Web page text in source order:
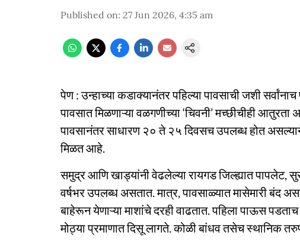
Published on: 27 Jun 2026, 4:35 am
पेण : उन्हाच्या कडाक्यानंतर पहिल्या पावसाची जशी
पावसात मिळणाऱ्या वळगणीच्या ‘चिवनी’ मच्छीचीही
पावसानंतर साधारण २० ते २५ दिवसच उपलब्ध होत असल्याने
मिळत आहे.
समुद्र आणि खाड्यांनी वेढलेल्या रायगड जिल्ह्यात पापलेट,
वर्षभर उपलब्ध असतात. मात्र, पावसाळ्यात मासेमारी बंद
बाहेरून येणाऱ्या माशांचे दरही वाढतात. पहिला पाऊस
मोठ्या प्रमाणात दिसू लागते. कोळी बांधव तसेच स्थानिक